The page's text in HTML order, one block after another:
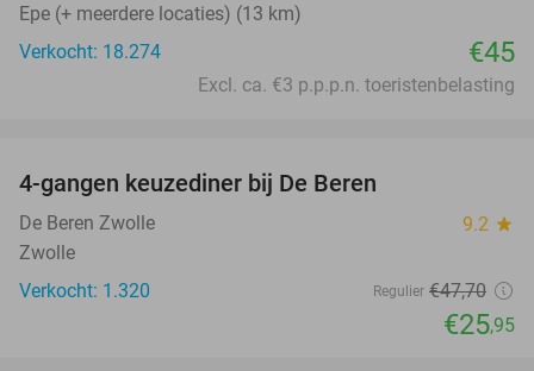
Epe (+ meerdere locaties) (13 km)
Verkocht: 18.274
€45
Excl. ca. €3 p.p.p.n. toeristenbelasting
4-gangen keuzediner bij De Beren
De Beren Zwolle 9.2 star
Zwolle
Verkocht: 1.320
Regulier €47,70
€25,95